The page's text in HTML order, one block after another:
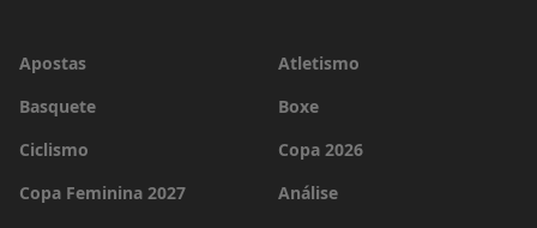
Apostas
Atletismo
Basquete
Boxe
Ciclismo
Copa 2026
Copa Feminina 2027
Análise